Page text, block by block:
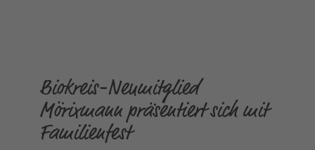
Biokreis-Neumitglied
Mörixmann präsentiert sich mit
Familienfest